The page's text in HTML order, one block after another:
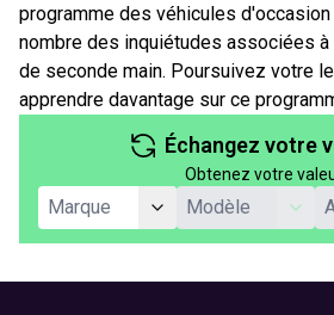
programme des véhicules
nombre des inquiétudes associées à
de seconde main. Poursuivez votre
apprendre davantage sur ce
Échangez votre
Obtenez votre